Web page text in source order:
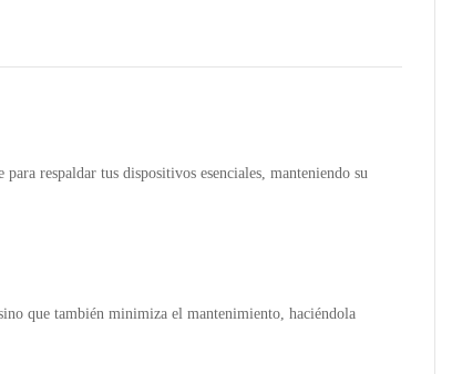
respaldar tus dispositivos esenciales, manteniendo su
que también minimiza el mantenimiento, haciéndola